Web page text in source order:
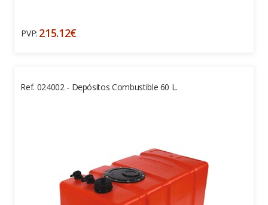
PVP: 215.12€
Ref. 024002 - Depósitos Combustible 60 L.